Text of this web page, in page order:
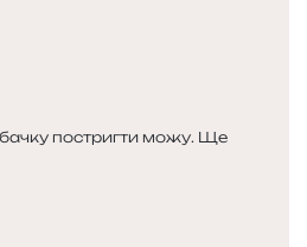
постригти можу. Ще